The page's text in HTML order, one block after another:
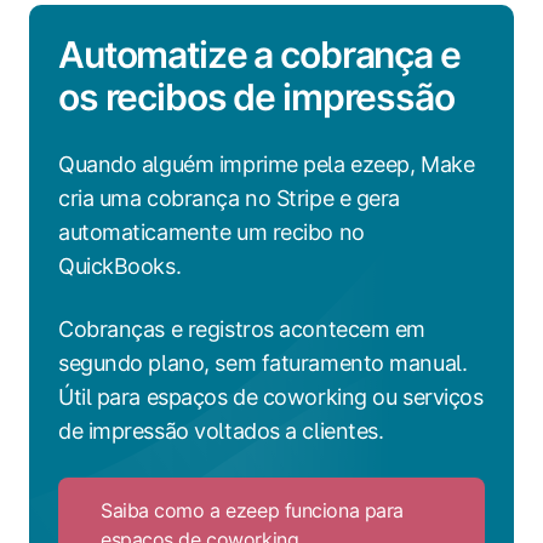
Automatize a cobrança e
os recibos de impressão
Quando alguém imprime pela ezeep, Make
cria uma cobrança no Stripe e gera
automaticamente um recibo no
QuickBooks.
Cobranças e registros acontecem em
segundo plano, sem faturamento manual.
Útil para espaços de coworking ou serviços
de impressão voltados a clientes.
Saiba como a ezeep funciona para